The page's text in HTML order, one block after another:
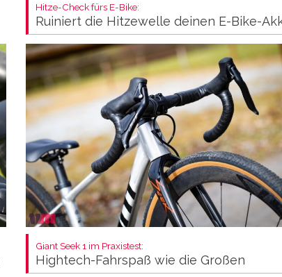
Hitze-Check fürs E-Bike:
Ruiniert die Hitzewelle deinen E-Bike-
Giant Seek 1 im Praxistest:
Hightech-Fahrspaß wie die Großen